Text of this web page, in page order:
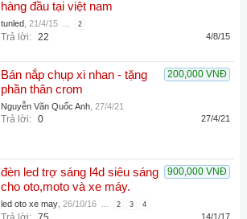
hàng đầu tại việt nam
tunled 21/4/15 ... 2
Trả lời: 22 4/8/15
200,000 VNĐ
Bán nắp chụp xi nhan - tặng
phần thân crom
Nguyễn Văn Quốc Anh 27/4/21
Trả lời: 0 27/4/21
900,000 VNĐ
đèn led trợ sáng l4d siêu sáng
cho oto,moto và xe máy.
led oto xe may 26/10/16 ... 2 3 4
14/1/17